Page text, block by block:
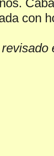
con